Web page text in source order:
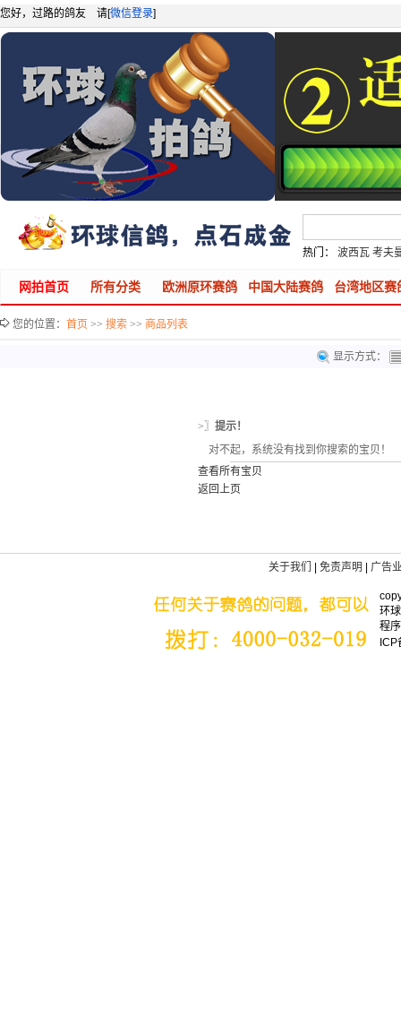
您好，过路的鸽友 请[微信登录]
热门： 波西瓦 考夫
网拍首页 所有分类 欧洲原环赛鸽 中国大陆赛鸽 台湾地区赛
您的位置： 首页 >> 搜索 >> 商品列表
显示方式：
>〗 提示！
对不起，系统没有找到你搜索的宝贝！
查看所有宝贝
返回上页
关于我们 | 免责声明 | 广告
环
程
ICP